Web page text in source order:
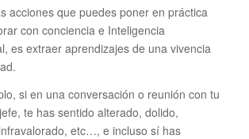
acciones que puedes poner en práctica
con conciencia e Inteligencia
es extraer aprendizajes de una vivencia
si en una conversación o reunión con tu
te has sentido alterado, dolido,
etc…, e incluso sí has